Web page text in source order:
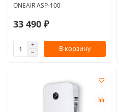
ONEAIR ASP-100
33 490 ₽
В корзину